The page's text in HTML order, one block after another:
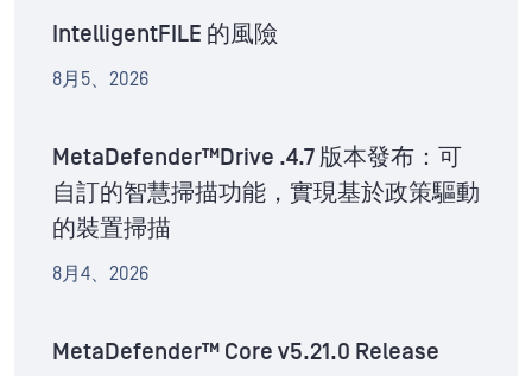
IntelligentFILE 的風險
8月5、2026
MetaDefender™Drive .4.7 版本發布：可
自訂的智慧掃描功能，實現基於政策驅動
的裝置掃描
8月4、2026
MetaDefender™ Core v5.21.0 Release